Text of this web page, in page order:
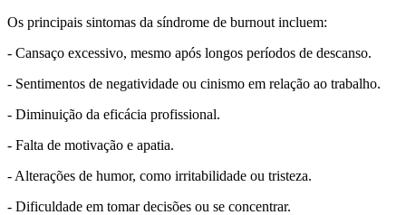
Os principais sintomas da síndrome de burnout incluem:
- Cansaço excessivo, mesmo após longos períodos de descanso.
- Sentimentos de negatividade ou cinismo em relação ao trabalho.
- Diminuição da eficácia profissional.
- Falta de motivação e apatia.
- Alterações de humor, como irritabilidade ou tristeza.
- Dificuldade em tomar decisões ou se concentrar.